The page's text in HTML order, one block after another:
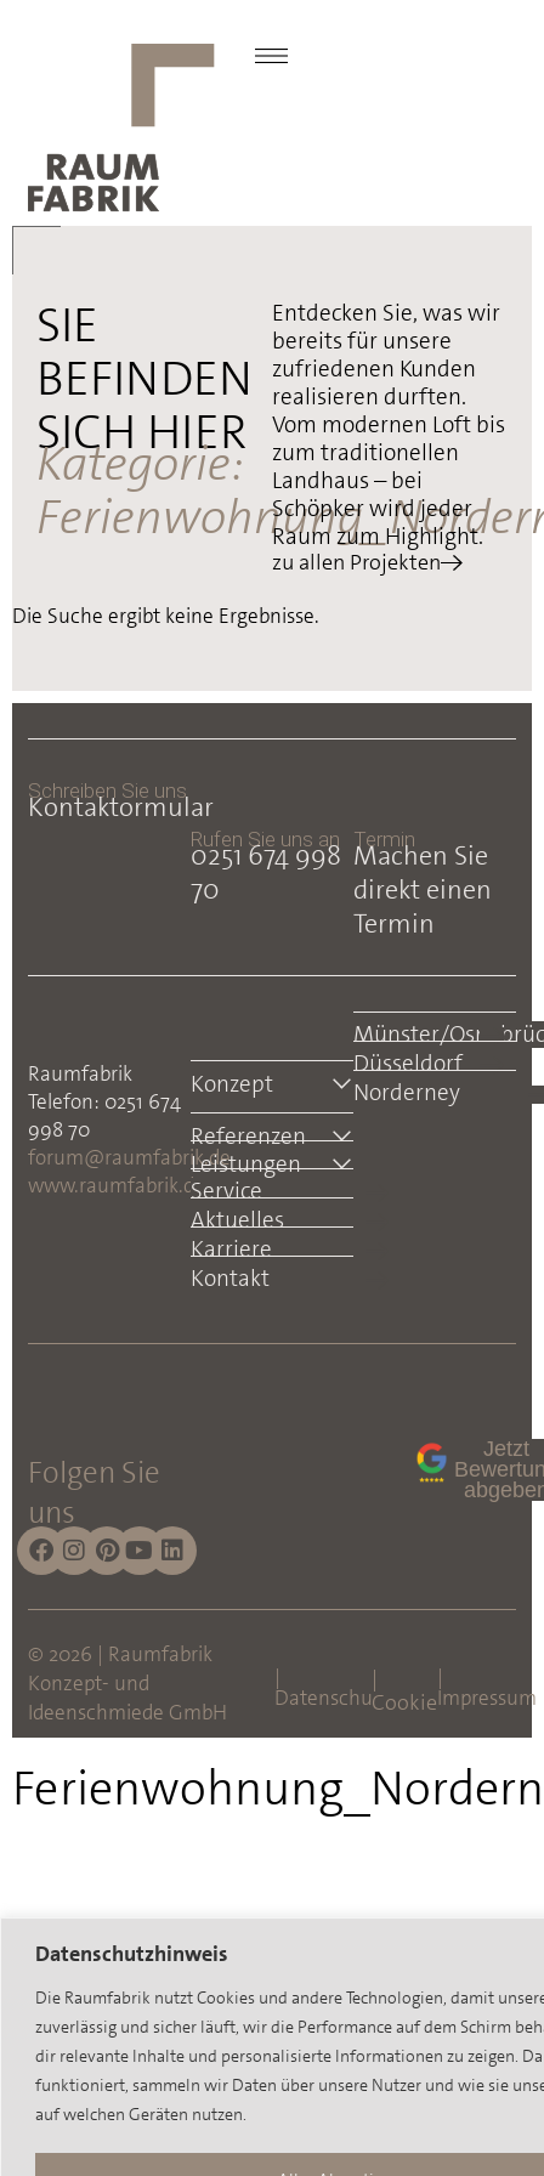
Datenschutzhinweis
Die Raumfabrik nutzt Cookies und andere Technologien, damit
zuverlässig und sicher läuft, wir die Performance auf dem Schirm
dir relevante Inhalte und personalisierte Informationen zu zeigen.
funktioniert, sammeln wir Daten über unsere Nutzer und wie sie
auf welchen Geräten nutzen.
SIE
BEFINDEN
SICH HIER
Kategorie:
Entdecken Sie, was wir
bereits für unsere
zufriedenen Kunden
realisieren durften.
Vom modernen Loft bis
zum traditionellen
Landhaus – bei
Schöpker wird jeder
Raum zum Highlight.
zu allen Projekten
Die Suche ergibt keine Ergebnisse.
Schreiben Sie uns
Kontaktormular
Rufen Sie uns an
0251 674 998
70
Termin
Machen Sie
direkt einen
Termin
Raumfabrik
Telefon: 0251 674
998 70
forum@raumfabrik.de
www.raumfabrik.de
Konzept
Referenzen
Leistungen
Service
Aktuelles
Karriere
Kontakt
Münster/
Düsseldorf
Norderney
Folgen Sie
uns
Jetzt
© 2026 | Raumfabrik
Konzept- und
Ideenschmiede GmbH
|
Datenschutz
|
Cookies
|
Impressum